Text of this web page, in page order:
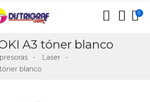
0
A3 tóner blanco
Laser
blanco